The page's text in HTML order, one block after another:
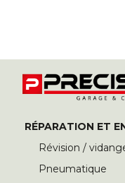
RÉPARATION ET
Révision /
Pneumatique